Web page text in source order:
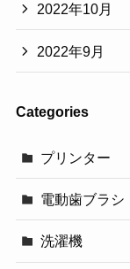
2022年10月
2022年9月
Categories
プリンター
電動歯ブラシ
洗濯機